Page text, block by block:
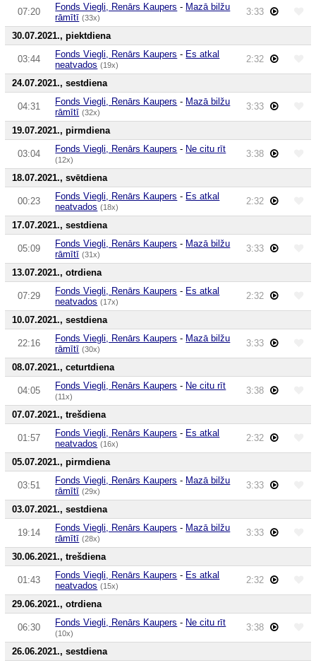
07:20 Fonds Viegli, Renārs Kaupers - Mazā bilžu
rāmītī (33x)
3:33
30.07.2021., piektdiena
03:44 Fonds Viegli, Renārs Kaupers - Es atkal
neatvados (19x)
2:32
24.07.2021., sestdiena
04:31 Fonds Viegli, Renārs Kaupers - Mazā bilžu
rāmītī (32x)
3:33
19.07.2021., pirmdiena
03:04 Fonds Viegli, Renārs Kaupers - Ne citu rīt
(12x)
3:38
18.07.2021., svētdiena
00:23 Fonds Viegli, Renārs Kaupers - Es atkal
neatvados (18x)
2:32
17.07.2021., sestdiena
05:09 Fonds Viegli, Renārs Kaupers - Mazā bilžu
rāmītī (31x)
3:33
13.07.2021., otrdiena
07:29 Fonds Viegli, Renārs Kaupers - Es atkal
neatvados (17x)
2:32
10.07.2021., sestdiena
22:16 Fonds Viegli, Renārs Kaupers - Mazā bilžu
rāmītī (30x)
3:33
08.07.2021., ceturtdiena
04:05 Fonds Viegli, Renārs Kaupers - Ne citu rīt
(11x)
3:38
07.07.2021., trešdiena
01:57 Fonds Viegli, Renārs Kaupers - Es atkal
neatvados (16x)
2:32
05.07.2021., pirmdiena
03:51 Fonds Viegli, Renārs Kaupers - Mazā bilžu
rāmītī (29x)
3:33
03.07.2021., sestdiena
19:14 Fonds Viegli, Renārs Kaupers - Mazā bilžu
rāmītī (28x)
3:33
30.06.2021., trešdiena
01:43 Fonds Viegli, Renārs Kaupers - Es atkal
neatvados (15x)
2:32
29.06.2021., otrdiena
06:30 Fonds Viegli, Renārs Kaupers - Ne citu rīt
(10x)
3:38
26.06.2021., sestdiena